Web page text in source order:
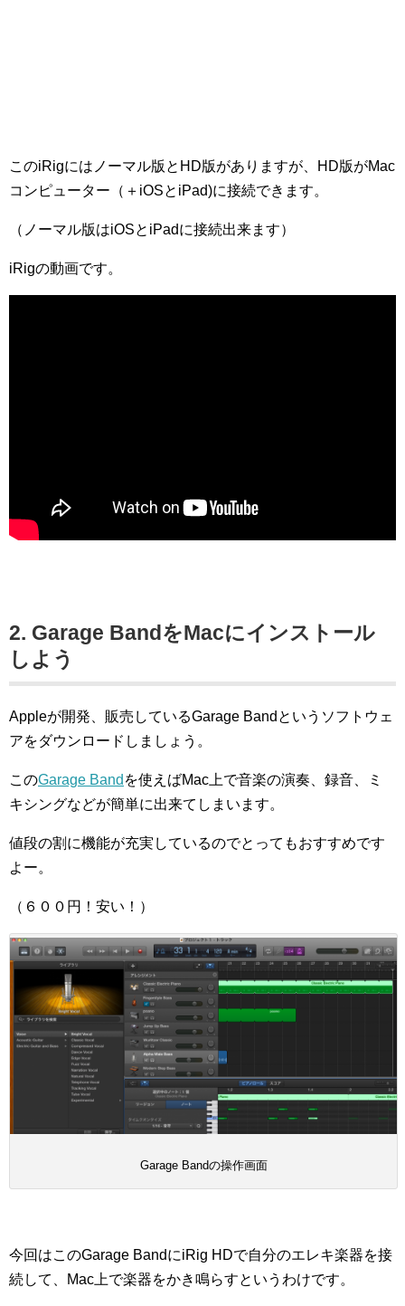
このiRigにはノーマル版とHD版がありますが、HD版がMac
コンピューター（＋iOSとiPad)に接続できます。
（ノーマル版はiOSとiPadに接続出来ます）
iRigの動画です。
2. Garage BandをMacにインストール
しよう
Appleが開発、販売しているGarage Bandというソフトウェ
アをダウンロードしましょう。
このGarage Band を使えばMac上で音楽の演奏、録音、ミ
キシングなどが簡単に出来てしまいます。
値段の割に機能が充実しているのでとってもおすすめです
よー。
（６００円！安い！）
Garage Bandの操作画面
今回はこのGarage BandにiRig HDで自分のエレキ楽器を接
続して、Mac上で楽器をかき鳴らすというわけです。